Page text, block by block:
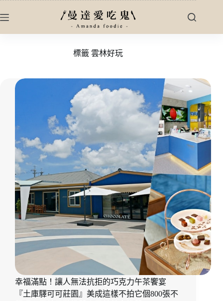
至
標籤 雲林好玩
幸福滿點！讓人無法抗拒的巧克力午茶饗宴
『土庫驛可可莊園』美成這樣不拍它個800張不